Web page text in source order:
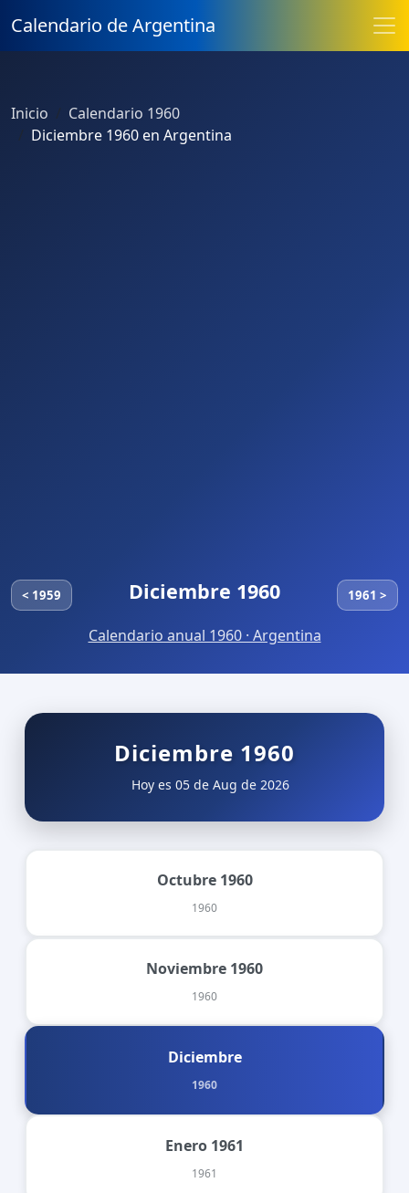
Calendario de Argentina
Inicio
Calendario 1960
Diciembre 1960 en Argentina
< 1959 Diciembre 1960 1961 >
Calendario anual 1960 · Argentina
Diciembre 1960
Hoy es 05 de Aug de 2026
Octubre 1960
1960
Noviembre 1960
1960
Diciembre
1960
Enero 1961
1961